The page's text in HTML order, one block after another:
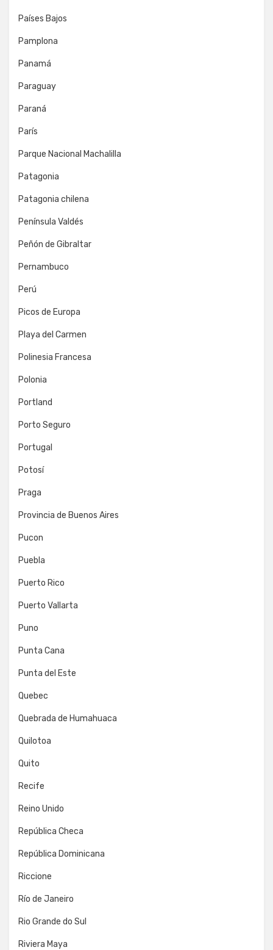
Países Bajos
Pamplona
Panamá
Paraguay
Paraná
París
Parque Nacional Machalilla
Patagonia
Patagonia chilena
Península Valdés
Peñón de Gibraltar
Pernambuco
Perú
Picos de Europa
Playa del Carmen
Polinesia Francesa
Polonia
Portland
Porto Seguro
Portugal
Potosí
Praga
Provincia de Buenos Aires
Pucon
Puebla
Puerto Rico
Puerto Vallarta
Puno
Punta Cana
Punta del Este
Quebec
Quebrada de Humahuaca
Quilotoa
Quito
Recife
Reino Unido
República Checa
República Dominicana
Riccione
Río de Janeiro
Rio Grande do Sul
Riviera Maya